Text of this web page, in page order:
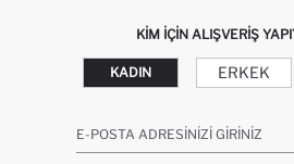
KIM IÇIN ALIŞVERIŞ
KADIN ERKEK
E-POSTA ADRESINIZI GIRINIZ